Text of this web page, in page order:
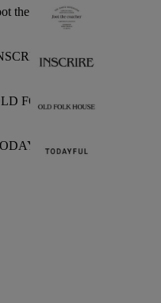
the coacher
FOLK HOUSE